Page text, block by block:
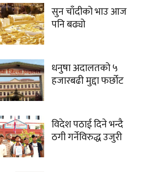
सुन चाँदीको भाउ आज
पनि बढ्यो
धनुषा अदालतको ५
हजारबढी मुद्दा फर्छोट
विदेश पठाई दिने भन्दै
ठगी गर्नेविरुद्ध उजुरी